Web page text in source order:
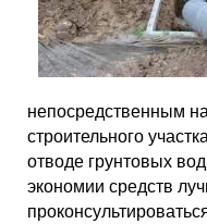
непосредственным
строительного
отводе грунтовых
экономии средств